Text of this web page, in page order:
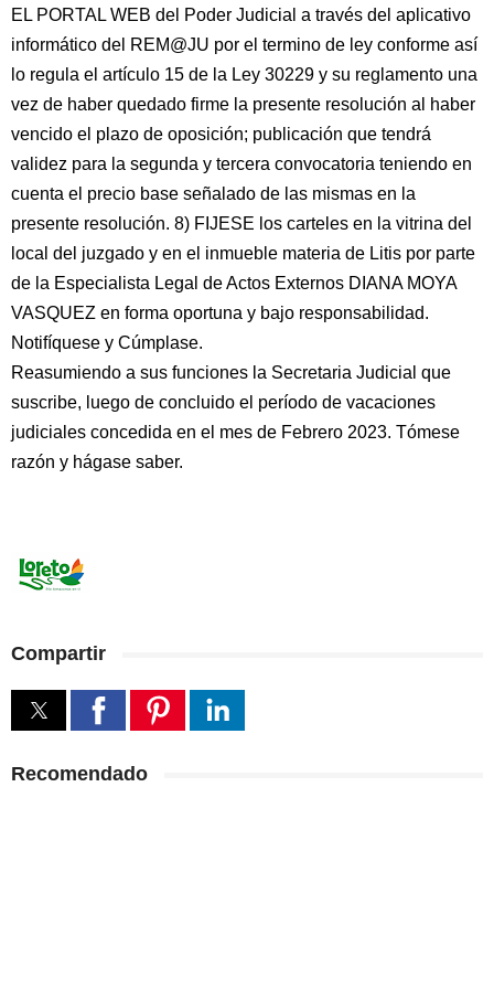
EL PORTAL WEB del Poder Judicial a través del aplicativo
informático del REM@JU por el termino de ley conforme así
lo regula el artículo 15 de la Ley 30229 y su reglamento una
vez de haber quedado firme la presente resolución al haber
vencido el plazo de oposición; publicación que tendrá
validez para la segunda y tercera convocatoria teniendo en
cuenta el precio base señalado de las mismas en la
presente resolución. 8) FIJESE los carteles en la vitrina del
local del juzgado y en el inmueble materia de Litis por parte
de la Especialista Legal de Actos Externos DIANA MOYA
VASQUEZ en forma oportuna y bajo responsabilidad.
Notifíquese y Cúmplase.
Reasumiendo a sus funciones la Secretaria Judicial que
suscribe, luego de concluido el período de vacaciones
judiciales concedida en el mes de Febrero 2023. Tómese
razón y hágase saber.
Compartir
Recomendado